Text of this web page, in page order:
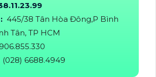
445/38 Tân Hòa Đông,P Bình
Tân, TP HCM
(028) 6688.4949